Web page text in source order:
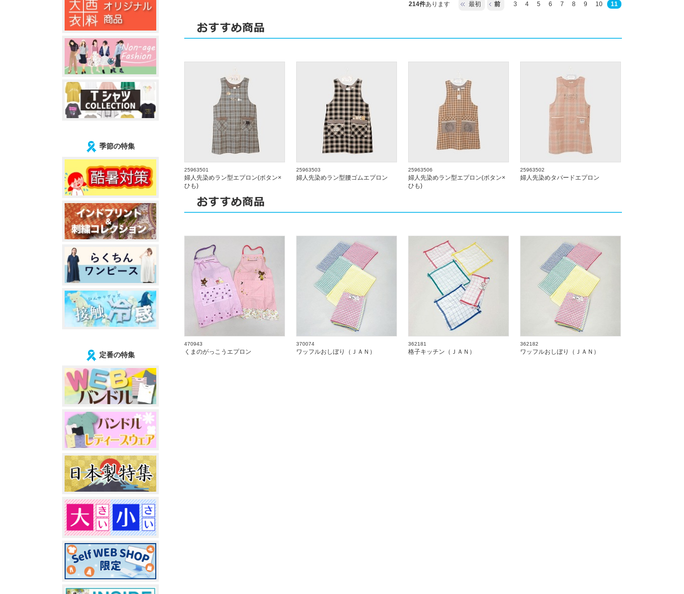
214件あります 最初 前 3 4 5 6 7 8 9 10 11
25963501
婦人先染めラン型エプロン(ボタン×
ひも)
25963503
婦人先染めラン型腰ゴムエプロン
25963506
婦人先染めラン型エプロン(ボタン×
ひも)
25963502
婦人先染めタバードエプロン
470943
くまのがっこうエプロン
370074
ワッフルおしぼり（ＪＡＮ）
362181
格子キッチン（ＪＡＮ）
362182
ワッフルおしぼり（ＪＡＮ）
季節の特集
定番の特集